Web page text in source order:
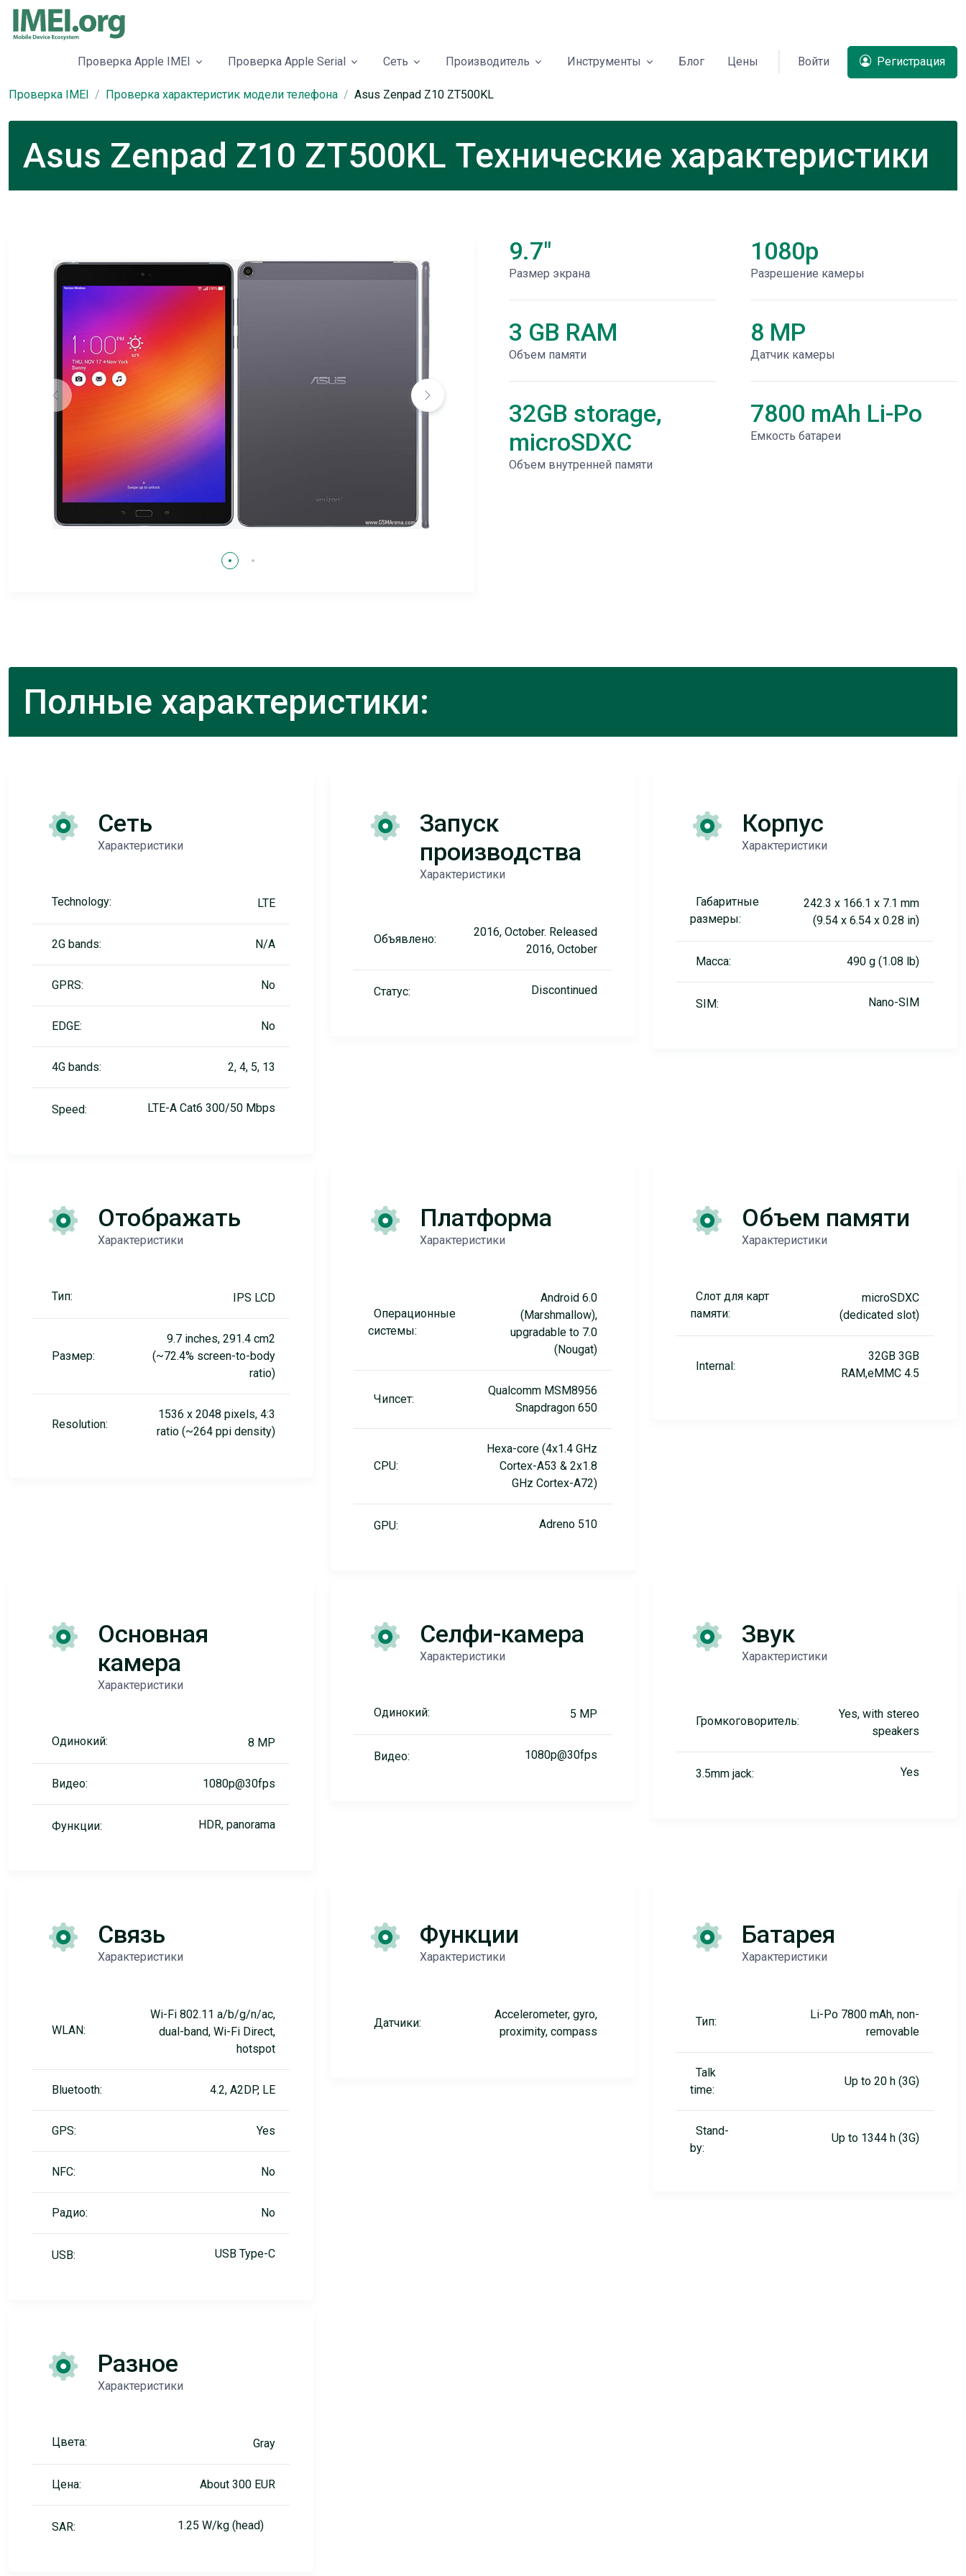
Проверка Apple IMEI Проверка Apple Serial Сеть Производитель Инструменты Блог Цены Войти Регистрация
Проверка IMEI Проверка характеристик модели телефона Asus Zenpad Z10 ZT500KL
Asus Zenpad Z10 ZT500KL Технические характеристики
9.7"
Размер экрана
3 GB RAM
Объем памяти
32GB storage,
microSDXC
Объем внутренней памяти
1080p
Разрешение камеры
8 MP
Датчик камеры
7800 mAh Li-Po
Емкость батареи
Полные характеристики:
Сеть
Характеристики
Technology: LTE
2G bands: N/A
GPRS: No
EDGE: No
4G bands: 2, 4, 5, 13
Speed: LTE-A Cat6 300/50 Mbps
Запуск
производства
Характеристики
Объявлено:
2016, October. Released
2016, October
Статус: Discontinued
Корпус
Характеристики
Габаритные
размеры:
242.3 x 166.1 x 7.1 mm
(9.54 x 6.54 x 0.28 in)
Масса: 490 g (1.08 lb)
SIM: Nano-SIM
Отображать
Характеристики
Тип: IPS LCD
Размер:
9.7 inches, 291.4 cm2
(~72.4% screen-to-body
ratio)
Resolution:
1536 x 2048 pixels, 4:3
ratio (~264 ppi density)
Платформа
Характеристики
Операционные
системы:
Android 6.0
(Marshmallow),
upgradable to 7.0
(Nougat)
Чипсет:
Qualcomm MSM8956
Snapdragon 650
CPU:
Hexa-core (4x1.4 GHz
Cortex-A53 & 2x1.8
GHz Cortex-A72)
GPU: Adreno 510
Объем памяти
Характеристики
Слот для карт
памяти:
microSDXC
(dedicated slot)
Internal:
32GB 3GB
RAM,eMMC 4.5
Основная
камера
Характеристики
Одинокий: 8 MP
Видео: 1080p@30fps
Функции: HDR, panorama
Селфи-камера
Характеристики
Одинокий: 5 MP
Видео: 1080p@30fps
Звук
Характеристики
Громкоговоритель:
Yes, with stereo
speakers
3.5mm jack: Yes
Связь
Характеристики
WLAN:
Wi-Fi 802.11 a/b/g/n/ac,
dual-band, Wi-Fi Direct,
hotspot
Bluetooth: 4.2, A2DP, LE
GPS: Yes
NFC: No
Радио: No
USB: USB Type-C
Функции
Характеристики
Датчики:
Accelerometer, gyro,
proximity, compass
Батарея
Характеристики
Тип:
Li-Po 7800 mAh, non-
removable
Talk
time:
Up to 20 h (3G)
Stand-
by:
Up to 1344 h (3G)
Разное
Характеристики
Цвета: Gray
Цена: About 300 EUR
SAR: 1.25 W/kg (head)